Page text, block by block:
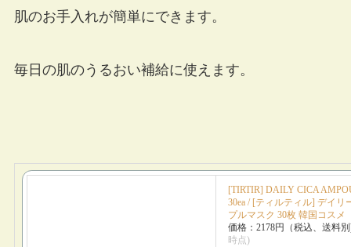
肌のお手入れが簡単にできます。
毎日の肌のうるおい補給に使えます。
[TIRTIR] DAILY CICA
30ea / [ティルティル] デイリ
プルマスク 30枚 韓国コスメ
価格：2178円（税込、送料
時点)